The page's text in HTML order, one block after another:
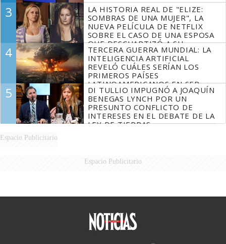
3
LA HISTORIA REAL DE "ELIZE:
SOMBRAS DE UNA MUJER", LA
NUEVA PELÍCULA DE NETFLIX
SOBRE EL CASO DE UNA ESPOSA
QUE DESCUARTIZÓ A SU
MARIDO
4
TERCERA GUERRA MUNDIAL: LA
INTELIGENCIA ARTIFICIAL
REVELÓ CUÁLES SERÍAN LOS
PRIMEROS PAÍSES
LATINOAMERICANOS EN SER
DERROTADOS
5
DI TULLIO IMPUGNÓ A JOAQUÍN
BENEGAS LYNCH POR UN
PRESUNTO CONFLICTO DE
INTERESES EN EL DEBATE DE LA
LEY DE TIERRAS
Espacio Publicitario
Espacio Publicitario